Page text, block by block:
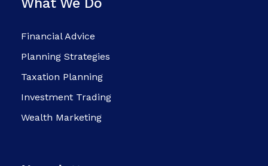
Financial Advice
Planning Strategies
Taxation Planning
Investment Trading
Wealth Marketing